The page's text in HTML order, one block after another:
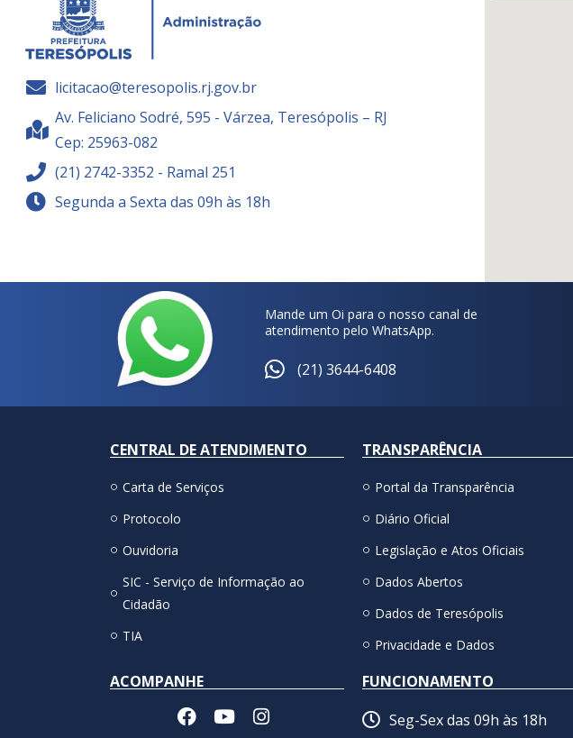
licitacao@teresopolis.rj.gov.br
Av. Feliciano Sodré, 595 - Várzea, Teresópolis – RJ
Cep: 25963-082
(21) 2742-3352 - Ramal 251
Segunda a Sexta das 09h às 18h
Mande um Oi para o nosso canal de
atendimento pelo WhatsApp.
(21) 3644-6408
CENTRAL DE ATENDIMENTO
Carta de Serviços
Protocolo
Ouvidoria
SIC - Serviço de Informação ao
Cidadão
TIA
TRANSPARÊNCIA
Portal da Transparência
Diário Oficial
Legislação e Atos Oficiais
Dados Abertos
Dados de Teresópolis
Privacidade e Dados
ACOMPANHE
FUNCIONAMENTO
Seg-Sex das 09h às 18h